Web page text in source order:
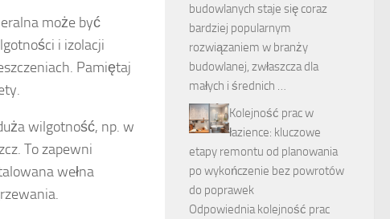
może być
i izolacji
Pamiętaj
wilgotność, np. w
To zapewni
wełna
budowlanych staje się coraz
bardziej popularnym
rozwiązaniem w branży
budowlanej, zwłaszcza dla
małych i średnich …
Kolejność prac w
łazience: kluczowe
etapy remontu od planowania
po wykończenie bez powrotów
do poprawek
Odpowiednia kolejność prac